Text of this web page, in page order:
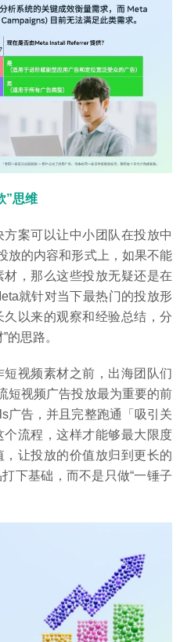
”思维
案可以让中小团队在投放中
放的内容和形式上，如果不能
，那么这些投放无疑还是在
就针对当下最热门的投放形
以来的观察和经验总结，分
的思路。
视频素材之前，出海团队们
短视频广告投放最为重要的前
广告，并且完整跑通「吸引关
流程，这样才能够最大限度
让投放的价值放归到更长的
下基础，而不是只做“一锤子